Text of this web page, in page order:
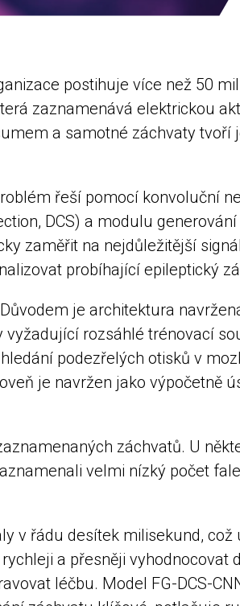
postihuje více než 50
zaznamenává elektrickou
a samotné záchvaty tvoří
řeší pomocí konvoluční
DCS) a modulu
zaměřit na nejdůležitější
probíhající epileptický
je architektura
rozsáhlé trénovací
podezřelých otisků v
je navržen jako výpočetně
záchvatů. U
velmi nízký počet
v řádu desítek milisekund,
a přesněji vyhodnocovat
léčbu. Model FG-DCS-